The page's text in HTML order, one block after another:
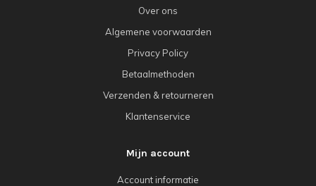
Over ons
Algemene voorwaarden
Privacy Policy
Betaalmethoden
Verzenden & retourneren
Klantenservice
Mijn account
Account informatie